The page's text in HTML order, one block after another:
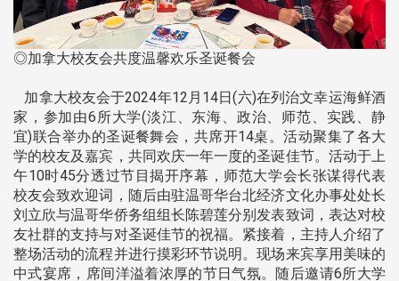
◎加拿大校友会共度温馨欢乐圣诞餐会
加拿大校友会于2024年12月14日(六)在列治文幸运海鲜酒
家，参加由6所大学(淡江、东海、政治、师范、实践、静
宜)联合举办的圣诞餐舞会，共席开14桌。活动聚集了各大
学的校友及嘉宾，共同欢庆一年一度的圣诞佳节。活动于上
午10时45分透过节目揭开序幕，师范大学会长张谋得代表
校友会致欢迎词，随后由驻温哥华台北经济文化办事处处长
刘立欣与温哥华侨务组组长陈碧莲分别发表致词，表达对校
友社群的支持与对圣诞佳节的祝福。紧接着，主持人介绍了
整场活动的流程并进行摸彩环节说明。现场来宾享用美味的
中式宴席，席间洋溢着浓厚的节日气氛。随后邀请6所大学